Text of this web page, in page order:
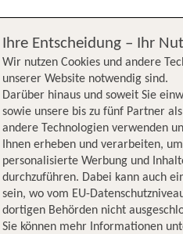
Ihre Entscheidung – Ihr
Wir nutzen Cookies und andere
unserer Website notwendig sind.
Darüber hinaus und soweit Sie
sowie unsere bis zu fünf Partner
andere Technologien verwenden
Ihnen erheben und verarbeiten,
personalisierte Werbung und
durchzuführen. Dabei kann auch
sein, wo vom EU-
dortigen Behörden nicht
Sie können mehr Informationen